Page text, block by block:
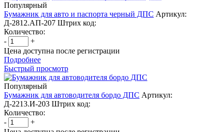
Популярный
Бумажник для авто и паспорта черный ДПС Артикул:
Д-2812.АП-207 Штрих код:
Количество:
-
+
Цена доступна после регистрации
Подробнее
Быстрый просмотр
Популярный
Бумажник для автоводителя бордо ДПС Артикул:
Д-2213.И-203 Штрих код:
Количество:
-
+